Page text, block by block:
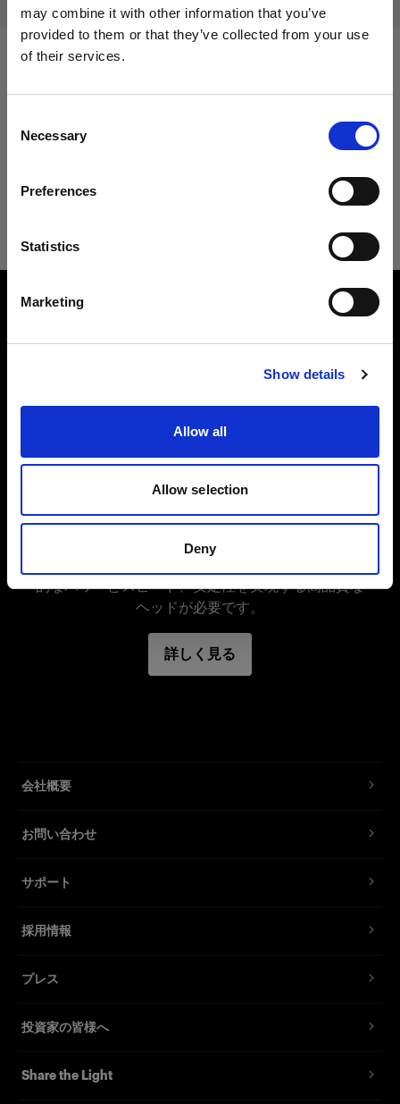
may combine it with other information that you’ve
provided to them or that they’ve collected from your use
of their services.
Selection
Necessary
Preferences
Statistics
Marketing
Show details
Allow all
Allow selection
Deny
地域を変更しますか？
Cyprus
サイトにアクセス
スタジオジェネレーターヘッド
最先端のジェネレーター用ヘッド
的なパワーとスピード、安定性を実現する高品質な
ヘッドが必要です。
詳しく見る
会社概要
お問い合わせ
サポート
採用情報
プレス
投資家の皆様へ
Share the Light